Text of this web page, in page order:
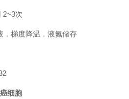
2~3次
，梯度降温，液氮储存
细胞